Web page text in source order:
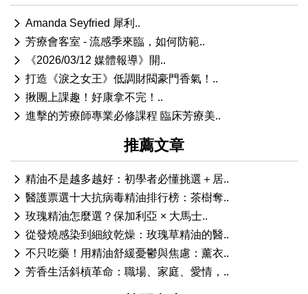
Amanda Seyfried 犀利..
芳療會客室 - 流感季來臨，如何防範..
《2026/03/12 媒體報導》開..
打造《淚之女王》低調財閥豪門香氣！..
揪團上課趣！好康拿不完！..
進擊的芳療師專業必修課程 臨床芳療美..
推薦文章
精油不是越多越好：初學者必懂挑選＋居..
醫護票選十大抗病毒精油排行榜：茶樹奪..
玫瑰精油怎麼選？保加利亞 × 大馬士..
從發燒感染到細紋乾燥：玫瑰草精油的醫..
不只吃藥！用精油舒緩憂鬱與焦慮：薰衣..
芳香生活斜槓革命：職場、家庭、愛情，..